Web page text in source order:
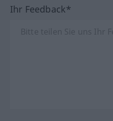
Ihr Feedback*